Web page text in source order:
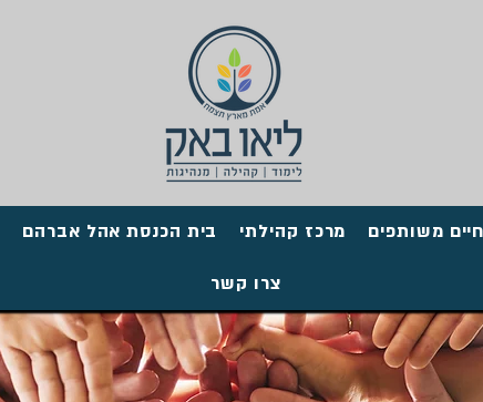
משותפים מרכז קהילתי בית הכנסת אהל אברהם
צרו קשר